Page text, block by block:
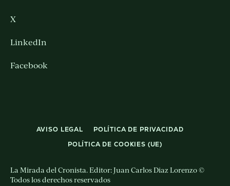
X
LinkedIn
Facebook
AVISO LEGAL
POLÍTICA DE PRIVACIDAD
POLÍTICA DE COOKIES (UE)
La Mirada del Cronista. Editor: Juan Carlos Diaz Lorenzo ©
Todos los derechos reservados